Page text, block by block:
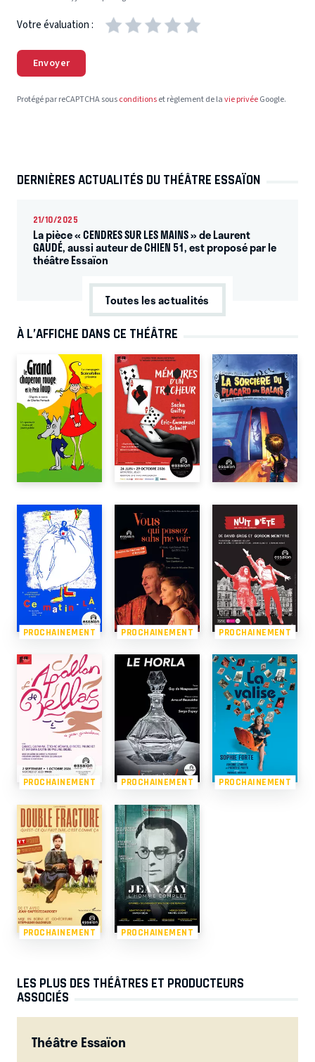
Votre évaluation :
Envoyer
Protégé par reCAPTCHA sousconditionset règlement de lavie privéeGoogle.
DERNIÈRES ACTUALITÉS DU THÉÂTRE ESSAÏON
21/10/2025
La pièce « CENDRES SUR LES MAINS » de Laurent
GAUDÉ, aussi auteur de CHIEN 51, est proposé par le
théâtre Essaïon
Toutes les actualités
À L’AFFICHE DANS CE THÉÂTRE
PROCHAINEMENT PROCHAINEMENT PROCHAINEMENT
PROCHAINEMENT PROCHAINEMENT PROCHAINEMENT
PROCHAINEMENT PROCHAINEMENT
LES PLUS DES THÉÂTRES ET PRODUCTEURS
ASSOCIÉS
Théâtre Essaïon